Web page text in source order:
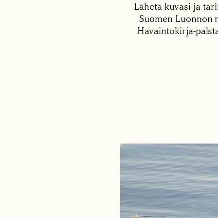
Lähetä kuvasi ja
Suomen Luonnon
Havaintokirja-